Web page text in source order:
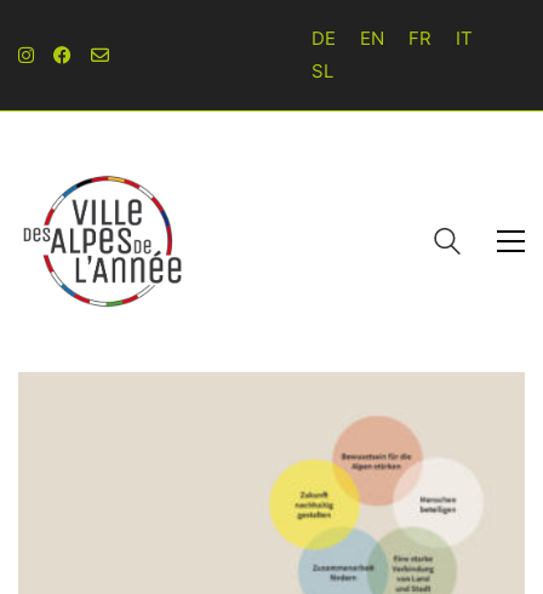
DE EN FR
IT
SL